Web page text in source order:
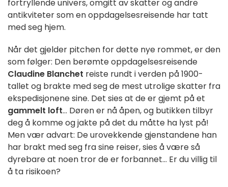
fortryllende univers, omgitt av skatter og andre
antikviteter som en oppdagelsesreisende har tatt
med seg hjem.
Når det gjelder pitchen for dette nye rommet, er den
som følger: Den berømte oppdagelsesreisende
Claudine Blanchet reiste rundt i verden på 1900-
tallet og brakte med seg de mest utrolige skatter fra
ekspedisjonene sine. Det sies at de er gjemt på et
gammelt loft... Døren er nå åpen, og butikken tilbyr
deg å komme og jakte på det du måtte ha lyst på!
Men vær advart: De urovekkende gjenstandene han
har brakt med seg fra sine reiser, sies å være så
dyrebare at noen tror de er forbannet... Er du villig til
å ta risikoen?